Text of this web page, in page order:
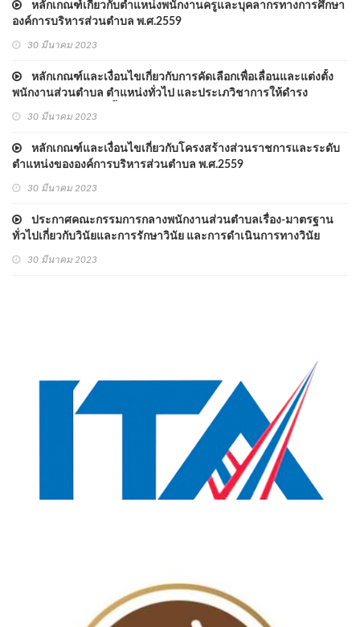
หลักเกณฑ์เกี่ยวกับตำแหน่งพนักงานครูและบุคลากรทางการศึกษา
องค์การบริหารส่วนตำบล พ.ศ.2559
30 มีนาคม 2023
หลักเกณฑ์และเงื่อนไขเกี่ยวกับการคัดเลือกเพื่อเลื่อนและแต่งตั้ง
พนักงานส่วนตำบล ตำแหน่งทั่วไป และประเภวิชาการให้ดำรง
ตำแหน่งในระดับสูงขึ้น พ.ศ.2561
30 มีนาคม 2023
หลักเกณฑ์และเงื่อนไขเกี่ยวกับโครงสร้างส่วนราชการและระดับ
ตำแหน่งขององค์การบริหารส่วนตำบล พ.ศ.2559
30 มีนาคม 2023
ประกาศคณะกรรมการกลางพนักงานส่วนตำบลเรื่อง-มาตรฐาน
ทั่วไปเกี่ยวกับวินัยและการรักษาวินัย และการดำเนินการทางวินัย
พ.ศ.2558
30 มีนาคม 2023